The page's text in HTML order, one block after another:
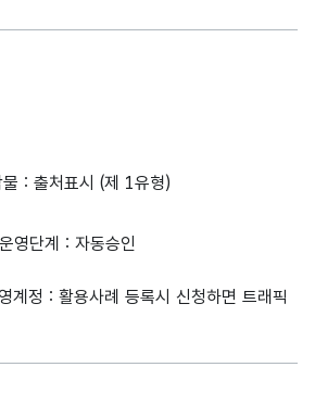
: 출처표시 (제 1유형)
영단계 : 자동승인
정 : 활용사례 등록시 신청하면 트래픽